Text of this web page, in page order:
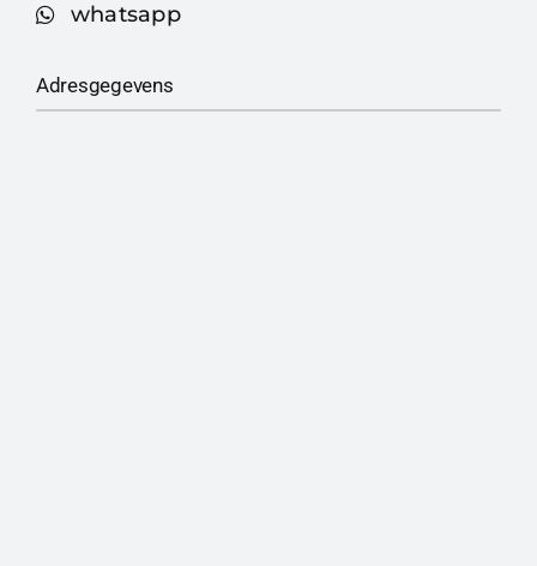
whatsapp
Adresgegevens